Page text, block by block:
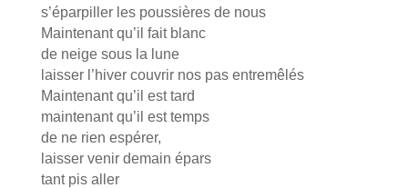
s’éparpiller les poussières de nous
Maintenant qu’il fait blanc
de neige sous la lune
laisser l’hiver couvrir nos pas entremêlés
Maintenant qu’il est tard
maintenant qu’il est temps
de ne rien espérer,
laisser venir demain épars
tant pis aller